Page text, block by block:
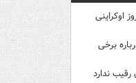
اوکراینی
برخی
ندارد